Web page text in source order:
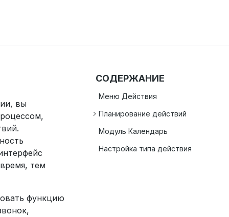
вы
тем
функцию
СОДЕРЖАНИЕ
Меню Действия
Планирование действий
Модуль Календарь
Настройка типа действия